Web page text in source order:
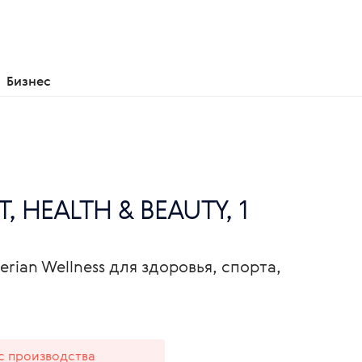
Бизнес
HEALTH & BEAUTY, 1
Wellness для здоровья, спорта,
производства